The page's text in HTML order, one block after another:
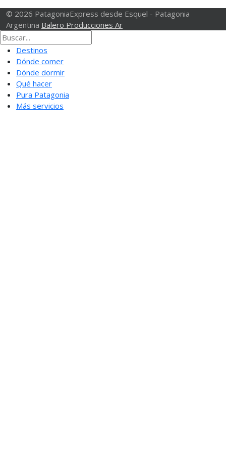
© 2026 PatagoniaExpress desde Esquel - Patagonia
Argentina Balero Producciones Ar
Destinos
Dónde comer
Dónde dormir
Qué hacer
Pura Patagonia
Más servicios